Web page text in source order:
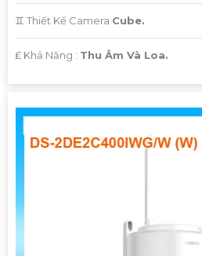
♊ Thiết Kế Camera Cube.
️₤ Khả Năng : Thu Âm Và Loa.